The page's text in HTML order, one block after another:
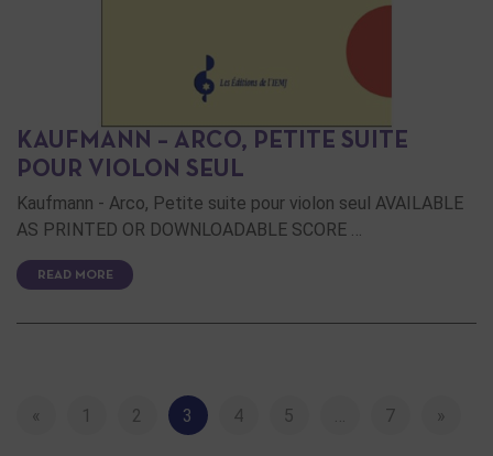
KAUFMANN – ARCO, PETITE SUITE
POUR VIOLON SEUL
Kaufmann - Arco, Petite suite pour violon seul AVAILABLE
AS PRINTED OR DOWNLOADABLE SCORE …
READ MORE
« 1 2 3 4 5 … 7 »